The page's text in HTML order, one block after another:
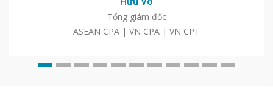
Tổng giám đốc
ASEAN CPA | VN CPA | VN CPT